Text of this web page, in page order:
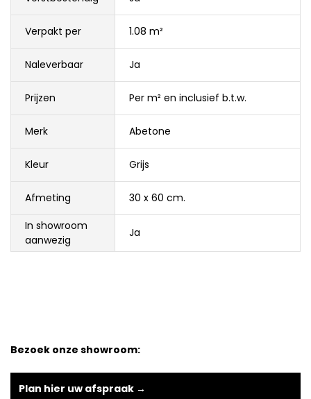
Verpakt per 1.08 m²
Naleverbaar Ja
Prijzen Per m² en inclusief b.t.w.
Merk Abetone
Kleur Grijs
Afmeting
30 x 60 cm.
In showroom
aanwezig
Ja
Bezoek onze showroom:
Plan hier uw afspraak →